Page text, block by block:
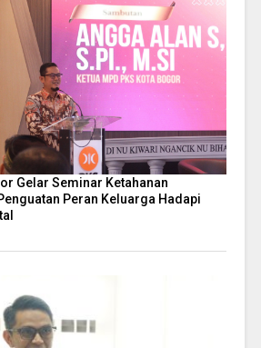
Gelar Seminar Ketahanan
Peran Keluarga Hadapi